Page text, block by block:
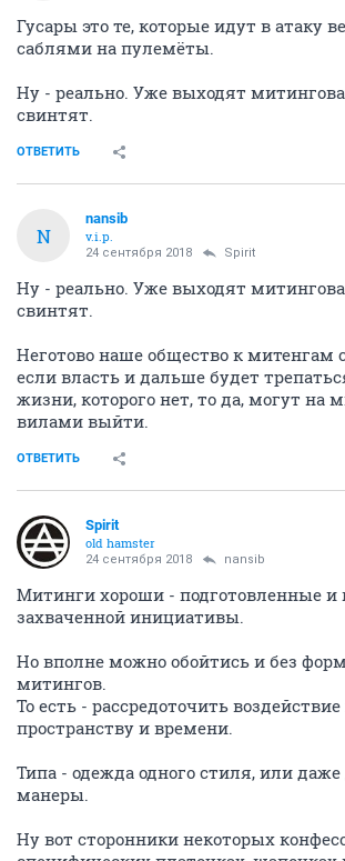
Гусары это те, которые идут в атаку
саблями на пулемёты.
Ну - реально. Уже выходят
свинтят.
ОТВЕТИТЬ
N
nansib
v.i.p.
24 сентября 2018 Spirit
Ну - реально. Уже выходят
свинтят.
Неготово наше общество к митенгам
если власть и дальше будет
жизни, которого нет, то да, могут на
вилами выйти.
ОТВЕТИТЬ
Spirit
old hamster
24 сентября 2018 nansib
Митинги хороши - подготовленные и
захваченной инициативы.
Но вполне можно обойтись и без
митингов.
То есть - рассредоточить воздействие
пространству и времени.
Типа - одежда одного стиля, или
манеры.
Ну вот сторонники некоторых